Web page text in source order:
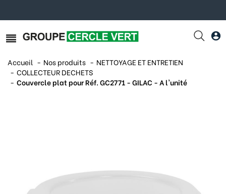
Accueil Nos produits
NETTOYAGE ET ENTRETIEN
COLLECTEUR DECHETS
Couvercle plat pour Réf. GC2771 - GILAC - A l'unité